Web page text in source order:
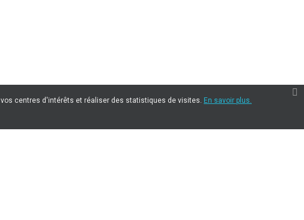
centres d'intérêts et réaliser des statistiques de visites. En savoir plus.